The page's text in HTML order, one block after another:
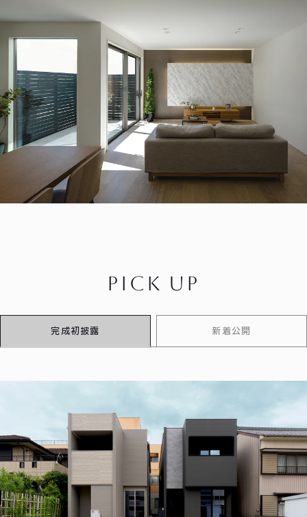
pick up
完成初披露 新着公開